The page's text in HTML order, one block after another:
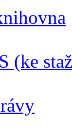
(ke